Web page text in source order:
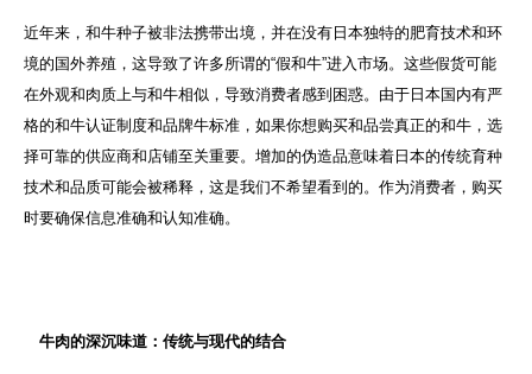
近年来，和牛种子被非法携带出境，并在没有日本独特的肥育技术和环
境的国外养殖，这导致了许多所谓的“假和牛”进入市场。这些假货可能
在外观和肉质上与和牛相似，导致消费者感到困惑。由于日本国内有严
格的和牛认证制度和品牌牛标准，如果你想购买和品尝真正的和牛，选
择可靠的供应商和店铺至关重要。增加的伪造品意味着日本的传统育种
技术和品质可能会被稀释，这是我们不希望看到的。作为消费者，购买
时要确保信息准确和认知准确。
牛肉的深沉味道：传统与现代的结合